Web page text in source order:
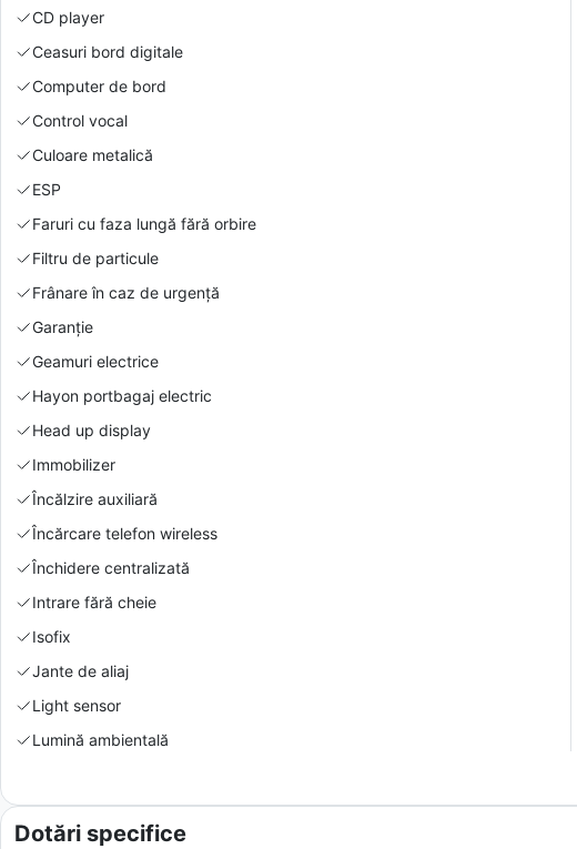
CD player
Ceasuri bord digitale
Computer de bord
Control vocal
Culoare metalică
ESP
Faruri cu faza lungă fără orbire
Filtru de particule
Frânare în caz de urgență
Garanție
Geamuri electrice
Hayon portbagaj electric
Head up display
Immobilizer
Încălzire auxiliară
Încărcare telefon wireless
Închidere centralizată
Intrare fără cheie
Isofix
Jante de aliaj
Light sensor
Lumină ambientală
Dotări specifice